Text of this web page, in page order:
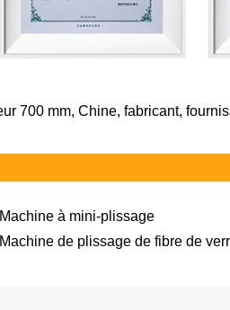
700 mm, Chine, fabricant,
Machine à mini-plissage
Machine de plissage de fibre de